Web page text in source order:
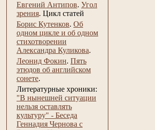
Евгений Антипов. Угол
зрения. Цикл статей
Борис Кутенков. Об
одном цикле и об одном
стихотворении
Александра Куликова.
Леонид Фокин. Пять
этюдов об английском
сонете.
Литературные хроники:
"В нынешней ситуации
нельзя оставлять
культуру" - Беседа
Геннадия Чернова с